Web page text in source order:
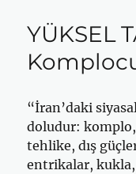
YÜKSEL
“İran’daki
doludur: komplo,
tehlike, dış
entrikalar,